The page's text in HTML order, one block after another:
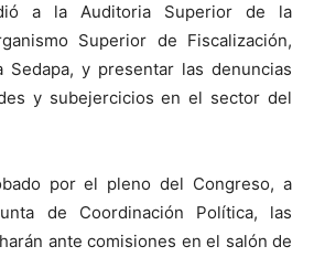
a la Auditoria Superior de la
Superior de Fiscalización,
y presentar las denuncias
y subejercicios en el sector del
por el pleno del Congreso, a
de Coordinación Política, las
ante comisiones en el salón de